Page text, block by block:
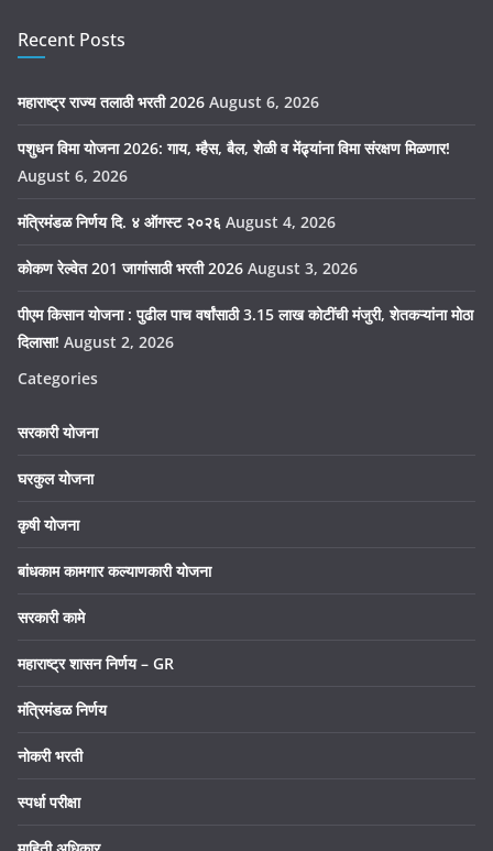
Recent Posts
महाराष्ट्र राज्य तलाठी भरती 2026 August 6, 2026
पशुधन विमा योजना 2026: गाय, म्हैस, बैल, शेळी व मेंढ्यांना विमा संरक्षण मिळणार!
August 6, 2026
मंत्रिमंडळ निर्णय दि. ४ ऑगस्ट २०२६ August 4, 2026
कोकण रेल्वेत 201 जागांसाठी भरती 2026 August 3, 2026
पीएम किसान योजना : पुढील पाच वर्षांसाठी 3.15 लाख कोटींची मंजुरी, शेतकऱ्यांना मोठा
दिलासा! August 2, 2026
Categories
सरकारी योजना
घरकुल योजना
कृषी योजना
बांधकाम कामगार कल्याणकारी योजना
सरकारी कामे
महाराष्ट्र शासन निर्णय – GR
मंत्रिमंडळ निर्णय
नोकरी भरती
स्पर्धा परीक्षा